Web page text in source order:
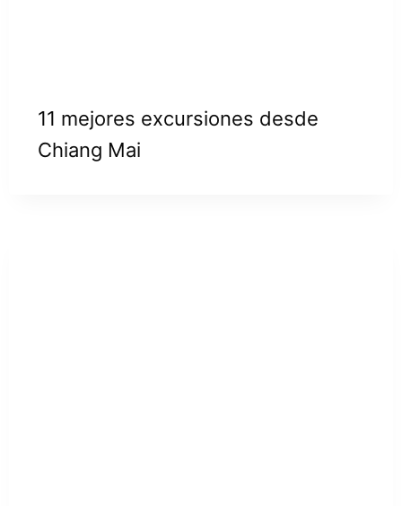
11 mejores excursiones desde
Chiang Mai